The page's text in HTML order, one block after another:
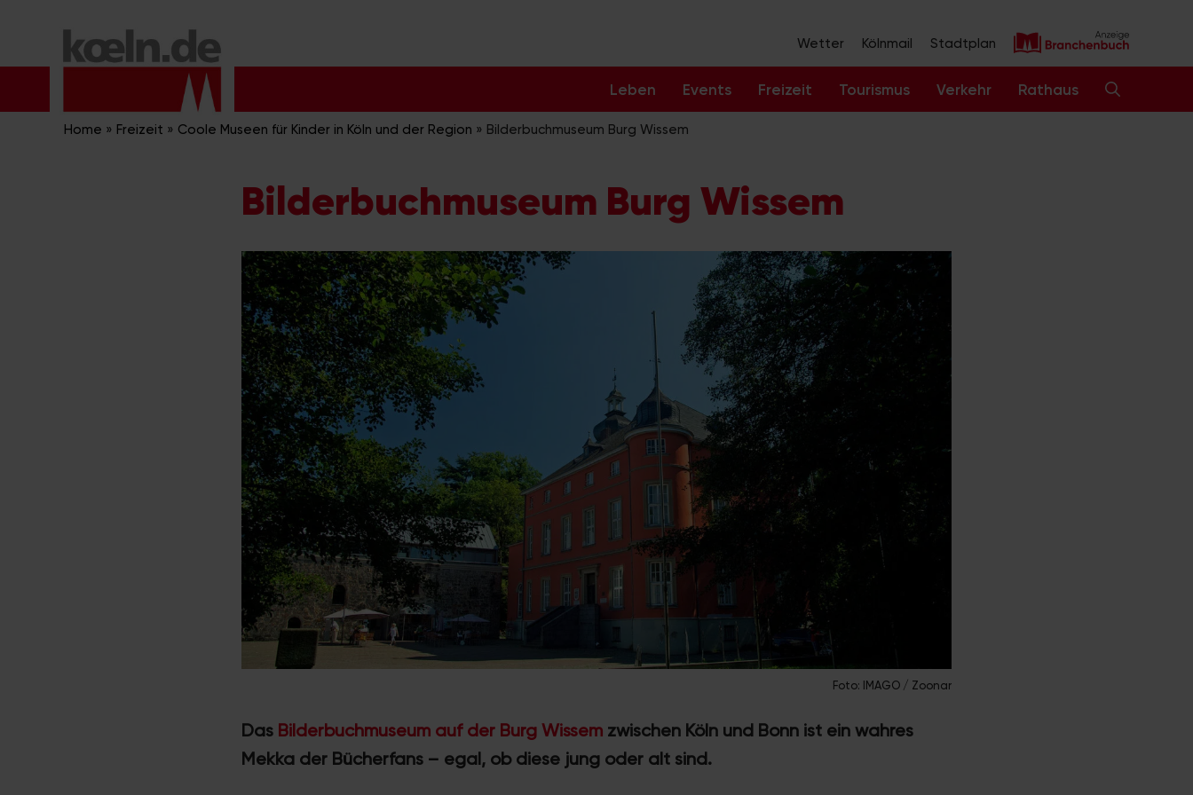
Inhalt
Wetter Kölnmail Stadtplan
Leben Events Freizeit Tourismus Verkehr Rathaus
Home » Freizeit » Coole Museen für Kinder in Köln und der Region » Bilderbuchmuseum Burg Wissem
Bilderbuchmuseum Burg Wissem
Foto: IMAGO / Zoonar
Das Bilderbuchmuseum auf der Burg Wissem zwischen Köln und Bonn ist ein wahres
Mekka der Bücherfans – egal, ob diese jung oder alt sind.